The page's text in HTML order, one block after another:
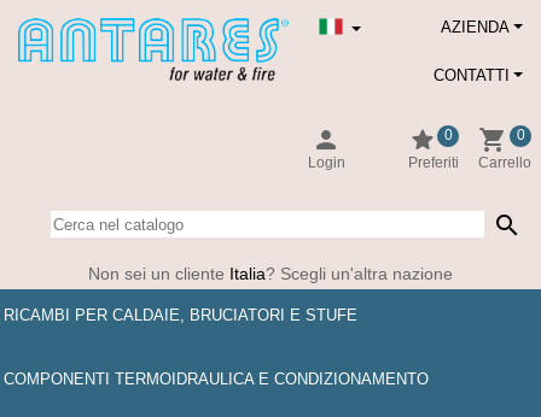
AZIENDA
person
Login
star
0
Preferiti
shopping_cart
0
Carrello
CONTATTI
search
Non sei un cliente Italia? Scegli un'altra nazione
RICAMBI PER CALDAIE, BRUCIATORI E STUFE
COMPONENTI TERMOIDRAULICA E CONDIZIONAMENTO